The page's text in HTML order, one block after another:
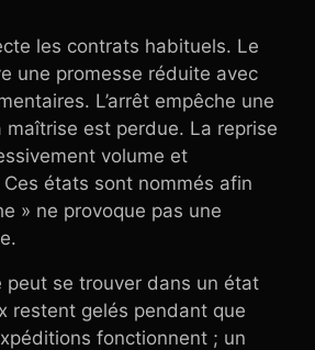
les contrats habituels. Le
une promesse réduite avec
L’arrêt empêche une
est perdue. La reprise
volume et
états sont nommés afin
» ne provoque pas une
peut se trouver dans un état
restent gelés pendant que
fonctionnent ; un